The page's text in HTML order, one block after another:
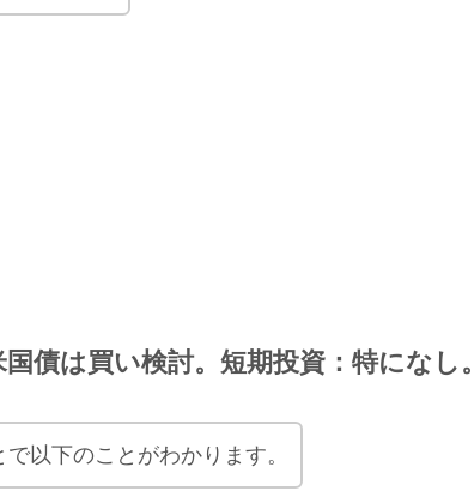
債は買い検討。短期投資：特になし。
以下のことがわかります。